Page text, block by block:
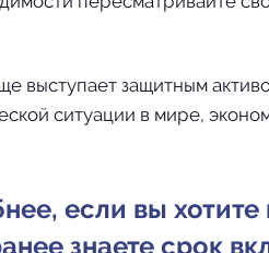
выступает защитным
ситуации в мире,
если вы
знаете срок